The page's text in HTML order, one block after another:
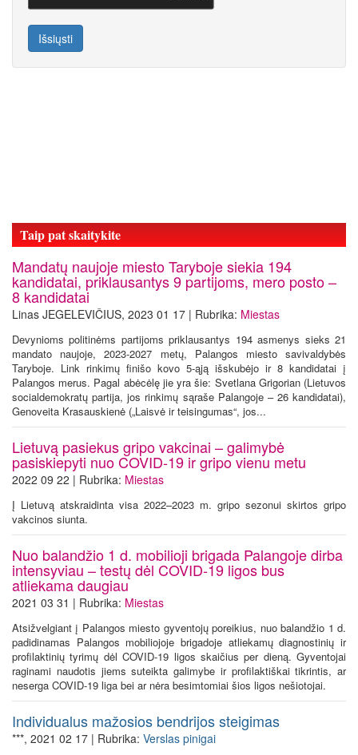
Išsiųsti
Taip pat skaitykite
Mandatų naujoje miesto Taryboje siekia 194
kandidatai, priklausantys 9 partijoms, mero posto –
8 kandidatai
Linas JEGELEVIČIUS, 2023 01 17 | Rubrika: Miestas
Devynioms politinėms partijoms priklausantys 194 asmenys sieks 21
mandato naujoje, 2023-2027 metų, Palangos miesto savivaldybės
Taryboje. Link rinkimų finišo kovo 5-ąją išskubėjo ir 8 kandidatai į
Palangos merus. Pagal abėcėlę jie yra šie: Svetlana Grigorian (Lietuvos
socialdemokratų partija, jos rinkimų sąraše Palangoje – 26 kandidatai),
Genoveita Krasauskienė („Laisvė ir teisingumas“, jos...
Lietuvą pasiekus gripo vakcinai – galimybė
pasiskiepyti nuo COVID-19 ir gripo vienu metu
2022 09 22 | Rubrika: Miestas
Į Lietuvą atskraidinta visa 2022–2023 m. gripo sezonui skirtos gripo
vakcinos siunta.
Nuo balandžio 1 d. mobilioji brigada Palangoje dirba
intensyviau – testų dėl COVID-19 ligos bus
atliekama daugiau
2021 03 31 | Rubrika: Miestas
Atsižvelgiant į Palangos miesto gyventojų poreikius, nuo balandžio 1 d.
padidinamas Palangos mobiliojoje brigadoje atliekamų diagnostinių ir
profilaktinių tyrimų dėl COVID-19 ligos skaičius per dieną. Gyventojai
raginami naudotis jiems suteikta galimybe ir profilaktiškai tikrintis, ar
neserga COVID-19 liga bei ar nėra besimtomiai šios ligos nešiotojai.
Individualus mažosios bendrijos steigimas
***, 2021 02 17 | Rubrika: Verslas pinigai